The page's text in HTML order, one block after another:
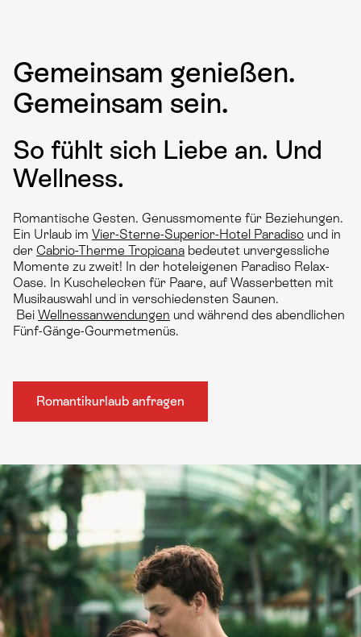
Gemeinsam genießen.
Gemeinsam sein.
So fühlt sich Liebe an. Und
Wellness.
Romantische Gesten. Genussmomente für Beziehungen.
Ein Urlaub im Vier-Sterne-Superior-Hotel Paradiso und in
der Cabrio-Therme Tropicana bedeutet unvergessliche
Momente zu zweit! In der hoteleigenen Paradiso Relax-
Oase. In Kuschelecken für Paare, auf Wasserbetten mit
Musikauswahl und in verschiedensten Saunen.
Bei Wellnessanwendungen und während des abendlichen
Fünf-Gänge-Gourmetmenüs.
Romantikurlaub anfragen